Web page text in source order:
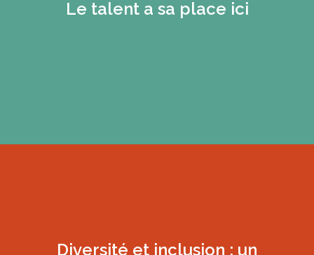
Le talent a sa place ici
Diversité et inclusion : un